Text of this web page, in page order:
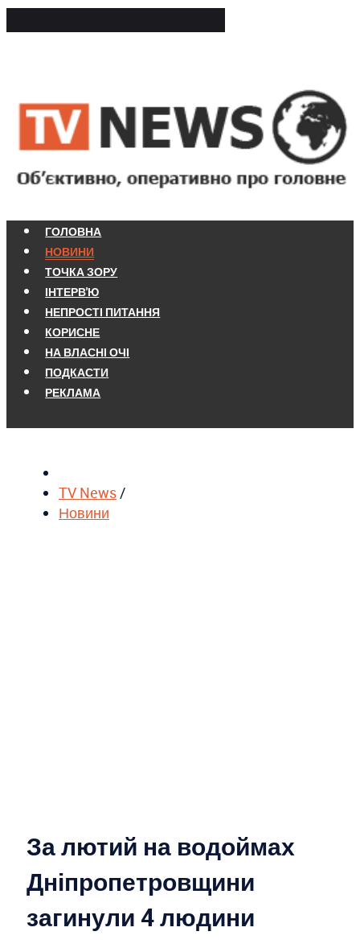
ГОЛОВНА
НОВИНИ
ТОЧКА ЗОРУ
ІНТЕРВ'Ю
НЕПРОСТІ ПИТАННЯ
КОРИСНЕ
НА ВЛАСНІ ОЧІ
ПОДКАСТИ
РЕКЛАМА
TV News/
Новини
За лютий на водоймах
Дніпропетровщини
загинули 4 людини